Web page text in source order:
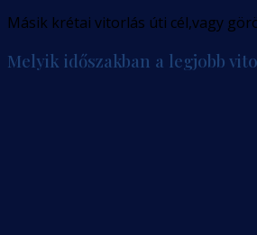
Másik krétai vitorlás úti cél,vagy
Melyik időszakban a legjobb